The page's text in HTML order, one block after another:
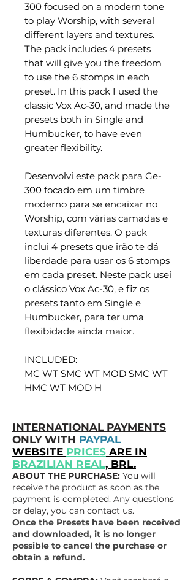
300 focused on a modern tone
to play Worship, with several
different layers and textures.
The pack includes 4 presets
that will give you the freedom
to use the 6 stomps in each
preset. In this pack I used the
classic Vox Ac-30, and made the
presets both in Single and
Humbucker, to have even
greater flexibility.
Desenvolvi este pack para Ge-
300 focado em um timbre
moderno para se encaixar no
Worship, com várias camadas e
texturas diferentes. O pack
inclui 4 presets que irão te dá
liberdade para usar os 6 stomps
em cada preset. Neste pack usei
o clássico Vox Ac-30, e fiz os
presets tanto em Single e
Humbucker, para ter uma
flexibidade ainda maior.
INCLUDED:
MC WT SMC WT MOD SMC WT
HMC WT MOD H
INTERNATIONAL PAYMENTS
ONLY WITH PAYPAL
WEBSITE PRICES ARE IN
BRAZILIAN REAL, BRL.
ABOUT THE PURCHASE: You will
receive the product as soon as the
payment is completed. Any questions
or delay, you can contact us.
Once the Presets have been received
and downloaded, it is no longer
possible to cancel the purchase or
obtain a refund.